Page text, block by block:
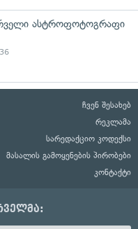
ასტროფოტოგრაფი
ჩვენ შესახებ
რეკლამა
სარედაქციო კოდექსი
მასალის გამოყენების პირობები
კონტაქტი